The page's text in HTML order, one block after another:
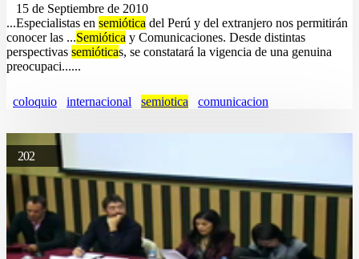
15 de Septiembre de 2010
...Especialistas en semiótica del Perú y del extranjero nos permitirán
conocer las ...Semiótica y Comunicaciones. Desde distintas
perspectivas semióticas, se constatará la vigencia de una genuina
preocupaci......
coloquio internacional semiotica comunicacion
202